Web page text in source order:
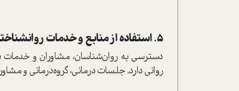
5. استفاده از منابع و خدمات روانشناختی
دسترسی به روان‌شناسان، مشاوران و
روانی دارد. جلسات درمانی، گروه‌درمانی و